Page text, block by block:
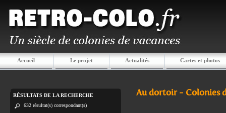
Accueil Le projet Actualités Cartes et photos
RÉSULTATS DE LA RECHERCHE
632 résultat(s) correspondant(s)
Au dortoir - Colonies